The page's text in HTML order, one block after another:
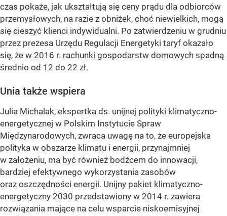
czas pokaże, jak ukształtują się ceny prądu dla odbiorców
przemysłowych, na razie z obniżek, choć niewielkich, mogą
się cieszyć klienci indywidualni. Po zatwierdzeniu w grudniu
przez prezesa Urzędu Regulacji Energetyki taryf okazało
się, że w 2016 r. rachunki gospodarstw domowych spadną
średnio od 12 do 22 zł.
Unia także wspiera
Julia Michalak, ekspertka ds. unijnej polityki klimatyczno-
energetycznej w Polskim Instytucie Spraw
Międzynarodowych, zwraca uwagę na to, że europejska
polityka w obszarze klimatu i energii, przynajmniej
w założeniu, ma być również bodźcem do innowacji,
bardziej efektywnego wykorzystania zasobów
oraz oszczędności energii. Unijny pakiet klimatyczno-
energetyczny 2030 przedstawiony w 2014 r. zawiera
rozwiązania mające na celu wsparcie niskoemisyjnej